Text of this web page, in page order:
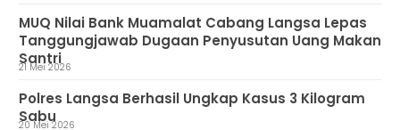
MUQ Nilai Bank Muamalat Cabang Langsa Lepas
Tanggungjawab Dugaan Penyusutan Uang Makan
Santri
21 Mei 2026
Polres Langsa Berhasil Ungkap Kasus 3 Kilogram
Sabu20 Mei 2026